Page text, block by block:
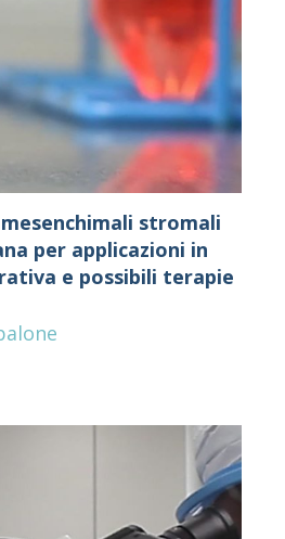
stromali
per applicazioni in
e possibili terapie